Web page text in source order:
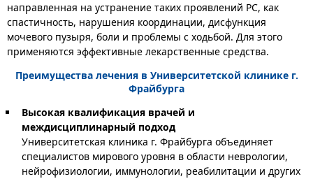
направленная на устранение таких проявлений РС, как
спастичность, нарушения координации, дисфункция
мочевого пузыря, боли и проблемы с ходьбой. Для этого
применяются эффективные лекарственные средства.
Преимущества лечения в Университетской клинике г.
Фрайбурга
Высокая квалификация врачей и
междисциплинарный подход
Университетская клиника г. Фрайбурга объединяет
специалистов мирового уровня в области неврологии,
нейрофизиологии, иммунологии, реабилитации и других